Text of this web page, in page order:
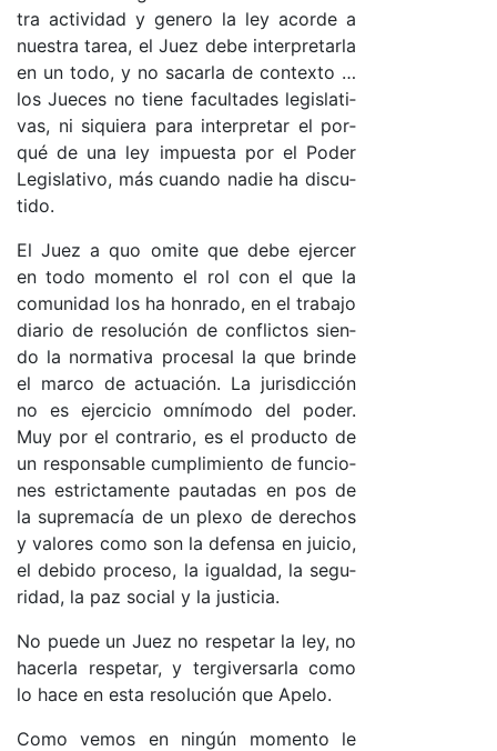
tra ac­ti­vi­dad y ge­ne­ro la ley acor­de a
nues­tra ta­rea, el Juez de­be in­ter­pre­tar­la
en un to­do, y no sa­car­la de con­tex­to …
los Jue­ces no tie­ne fa­cul­ta­des le­gis­la­ti­
va­s, ni si­quie­ra pa­ra in­ter­pre­tar el por­
qué de una ley im­pues­ta por el Po­der
Le­gis­la­ti­vo, más cuan­do na­die ha dis­cu­
ti­do.
El Juez a quo omi­te que de­be ejer­cer
en to­do mo­men­to el rol con el que la
co­mu­ni­dad los ha hon­ra­do, en el tra­ba­jo
dia­rio de re­so­lu­ción de con­flic­tos sien­
do la nor­ma­ti­va pro­ce­sal la que brin­de
el mar­co de ac­tua­ció­n. La ju­ris­dic­ción
no es ejer­ci­cio om­ní­mo­do del po­de­r.
Muy por el con­tra­rio, es el pro­duc­to de
un res­pon­sa­ble cum­pli­mien­to de fun­cio­
nes es­tric­ta­men­te pau­ta­das en pos de
la su­pre­ma­cía de un plexo de de­re­chos
y va­lo­res co­mo son la de­fen­sa en jui­cio,
el de­bi­do pro­ce­so, la igual­da­d, la se­gu­
ri­da­d, la paz so­cial y la jus­ti­cia.
No pue­de un Juez no res­pe­tar la le­y, no
ha­cer­la res­pe­ta­r, y ter­gi­ver­sar­la co­mo
lo ha­ce en es­ta re­so­lu­ción que Ape­lo.
Co­mo ve­mos en nin­gún mo­men­to le